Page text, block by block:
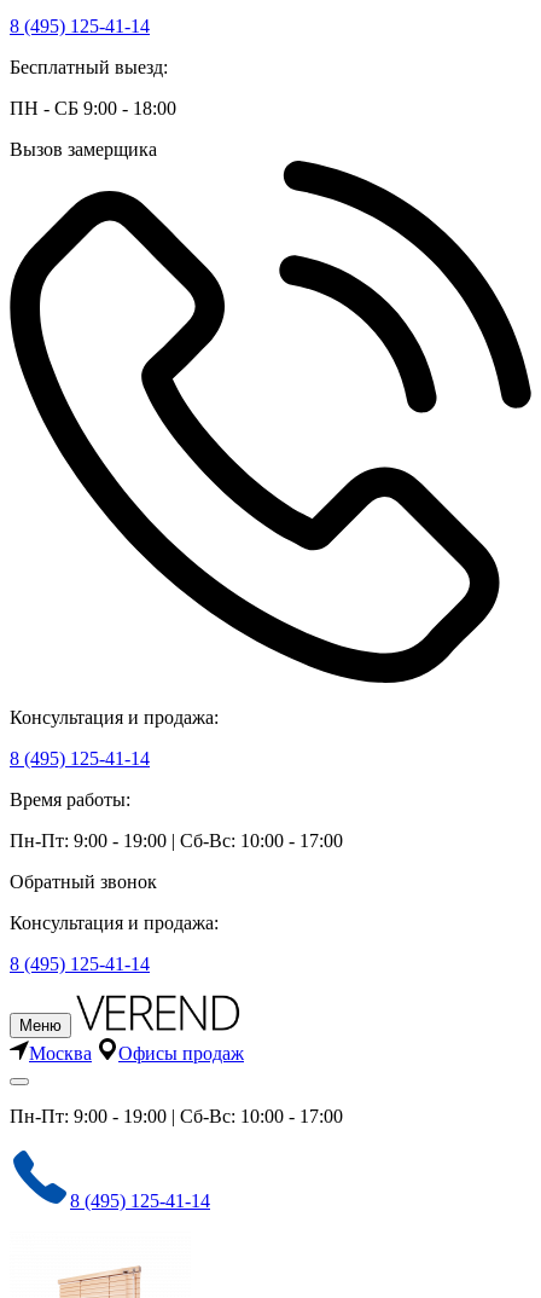
8 (495) 125-41-14
Бесплатный выезд:
ПН - СБ 9:00 - 18:00
Вызов замерщика
Консультация и продажа:
8 (495) 125-41-14
Время работы:
Пн-Пт: 9:00 - 19:00 | Сб-Вс: 10:00 - 17:00
Обратный звонок
Консультация и продажа:
8 (495) 125-41-14
Меню
Москва Офисы продаж
Пн-Пт: 9:00 - 19:00 | Сб-Вс: 10:00 - 17:00
8 (495) 125-41-14